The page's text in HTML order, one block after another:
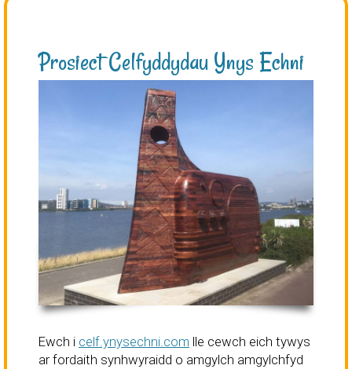
Prosiect Celfyddydau Ynys Echni
Ewch i celf.ynysechni.com lle cewch eich tywys
ar fordaith synhwyraidd o amgylch amgylchfyd